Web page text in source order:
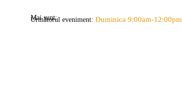
Următorul eveniment: Duminica 9:00am-12:00pm
Mai sunt: